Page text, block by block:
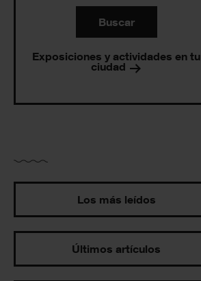
Buscar
Exposiciones y actividades en tu
ciudad
Los más leídos
Últimos artículos